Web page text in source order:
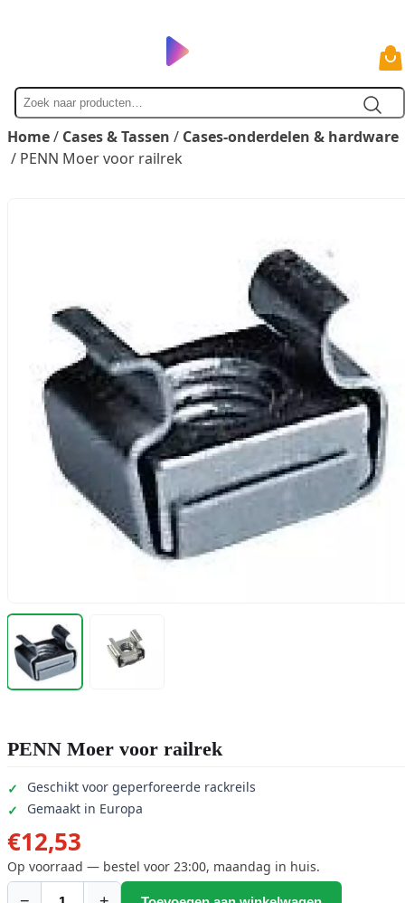
Zoek
naar
Home/ Cases & Tassen / Cases-onderdelen & hardware
/ PENN Moer voor railrek
PENN Moer voor railrek
Geschikt voor geperforeerde rackreils
Gemaakt in Europa
€12,53
Op voorraad — bestel voor 23:00, maandag in huis.